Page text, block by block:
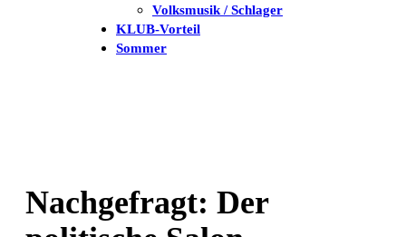
Volksmusik / Schlager
KLUB-Vorteil
Sommer
Nachgefragt: Der